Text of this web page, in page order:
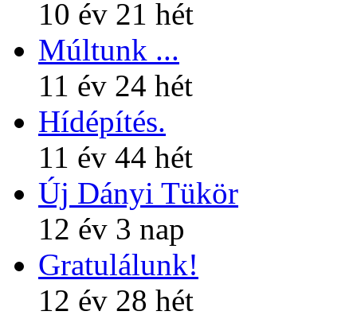
10 év 21 hét
Múltunk ...
11 év 24 hét
Hídépítés.
11 év 44 hét
Új Dányi Tükör
12 év 3 nap
Gratulálunk!
12 év 28 hét